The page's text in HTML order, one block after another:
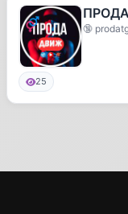
🔞
25